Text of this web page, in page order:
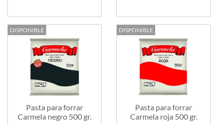
DISPONIBLE
Pasta para forrar
Carmela negro 500 gr.
DISPONIBLE
Pasta para forrar
Carmela roja 500 gr.